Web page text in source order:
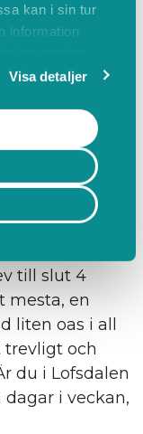
kan i sin tur
information
Visa detaljer
till slut 4
mesta, en
liten oas i all
och
du i Lofsdalen
i veckan,